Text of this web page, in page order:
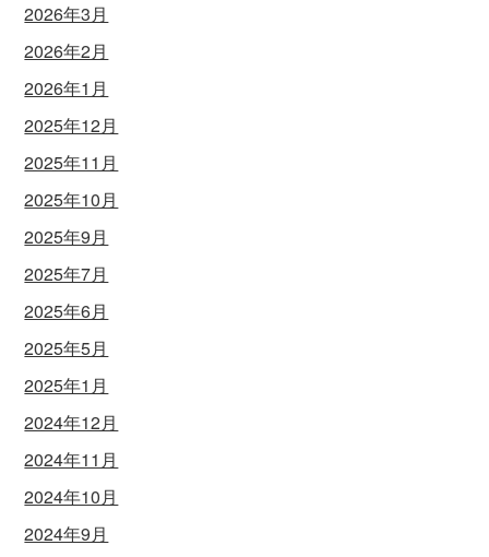
2026年3月
2026年2月
2026年1月
2025年12月
2025年11月
2025年10月
2025年9月
2025年7月
2025年6月
2025年5月
2025年1月
2024年12月
2024年11月
2024年10月
2024年9月